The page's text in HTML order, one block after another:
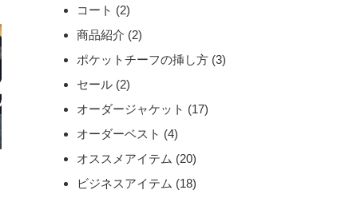
コート (2)
商品紹介 (2)
ポケットチーフの挿し方(3)
セール(2)
オーダージャケット (17)
オーダーベスト (4)
オススメアイテム (20)
ビジネスアイテム (18)